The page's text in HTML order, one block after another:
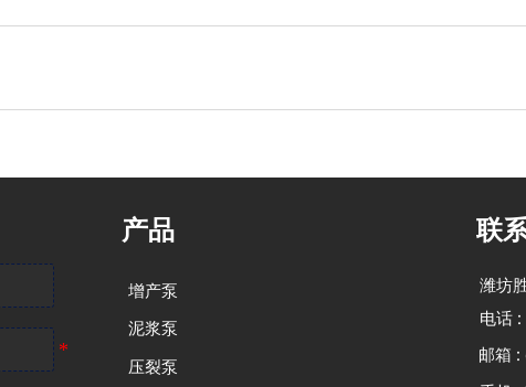
产品
增产泵
泥浆泵
压裂泵
联
潍坊
电话
邮箱 :